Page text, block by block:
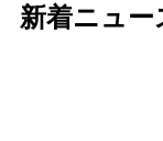
で
新着ニュー